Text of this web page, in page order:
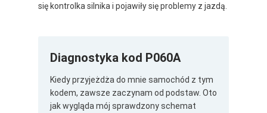
się kontrolka silnika i pojawiły się problemy z jazdą.
Diagnostyka kod P060A
Kiedy przyjeżdża do mnie samochód z tym
kodem, zawsze zaczynam od podstaw. Oto
jak wygląda mój sprawdzony schemat